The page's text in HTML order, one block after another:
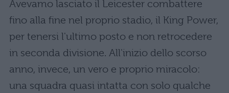
Avevamo lasciato il Leicester combattere
fino alla fine nel proprio stadio, il King Power,
per tenersi l'ultimo posto e non retrocedere
in seconda divisione. All'inizio dello scorso
anno, invece, un vero e proprio miracolo:
una squadra quasi intatta con solo qualche